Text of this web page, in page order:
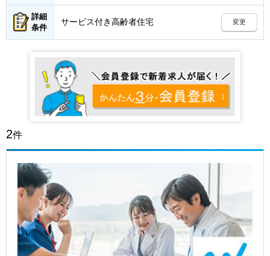
詳細
条件
サービス付き高齢者住宅 変更
2件